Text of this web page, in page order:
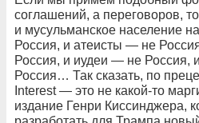
соглашений, а переговоров,
и мусульманское население
Россия, и атеисты — не
Россия, и иудеи — не Россия,
Россия… Так сказать, по
Interest — это не какой-то
издание Генри Киссинджера,